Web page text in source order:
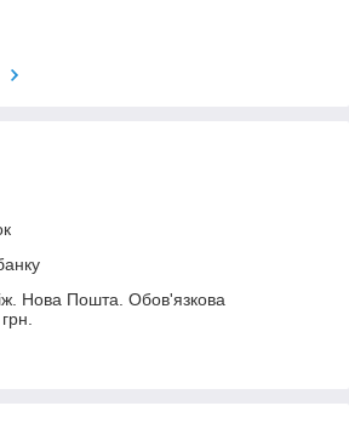
Нова Пошта. Обов'язкова